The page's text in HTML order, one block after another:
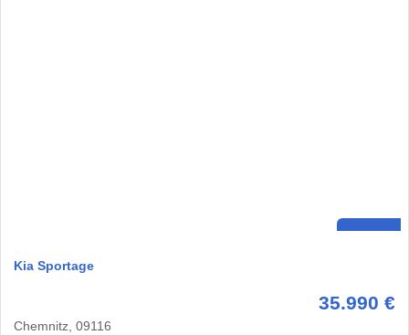
Kia Sportage
35.990 €
Chemnitz, 09116